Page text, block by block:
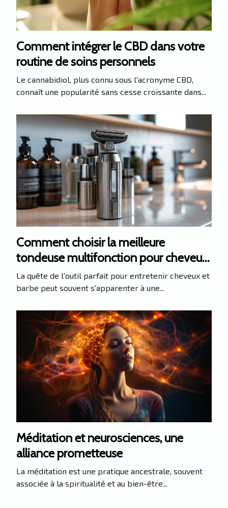
Comment intégrer le CBD dans votre
routine de soins personnels
Le cannabidiol, plus connu sous l'acronyme CBD,
connaît une popularité sans cesse croissante dans...
Comment choisir la meilleure
tondeuse multifonction pour cheveux
et barbe
La quête de l'outil parfait pour entretenir cheveux et
barbe peut souvent s'apparenter à une...
Méditation et neurosciences, une
alliance prometteuse
La méditation est une pratique ancestrale, souvent
associée à la spiritualité et au bien-être...